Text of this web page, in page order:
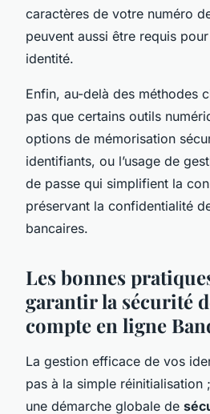
caractères de votre numéro
peuvent aussi être requis
identité.
Enfin, au-delà des méthodes
pas que certains outils
options de mémorisation
identifiants, ou l’usage de
de passe qui simplifient la
préservant la confidentialité
bancaires.
Les bonnes
garantir la sécurité
compte en ligne
La gestion efficace de vos
pas à la simple réinitialisation
une démarche globale de